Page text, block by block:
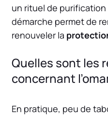
un rituel de purification
démarche permet de
renouveler la
Quelles sont les
concernant
En pratique, peu de